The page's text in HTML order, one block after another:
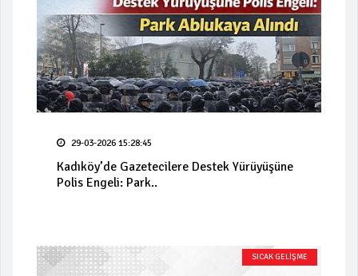
29-03-2026 15:28:45
Kadıköy’de Gazetecilere Destek Yürüyüşüne
Polis Engeli: Park..
SICAK GELİŞME